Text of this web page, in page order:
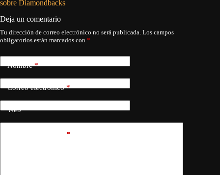
sobre Diamondbacks
Deja un comentario
Tu dirección de correo electrónico no será publicada. Los campos
obligatorios están marcados con *
Nombre*
Correo electrónico*
Web
*